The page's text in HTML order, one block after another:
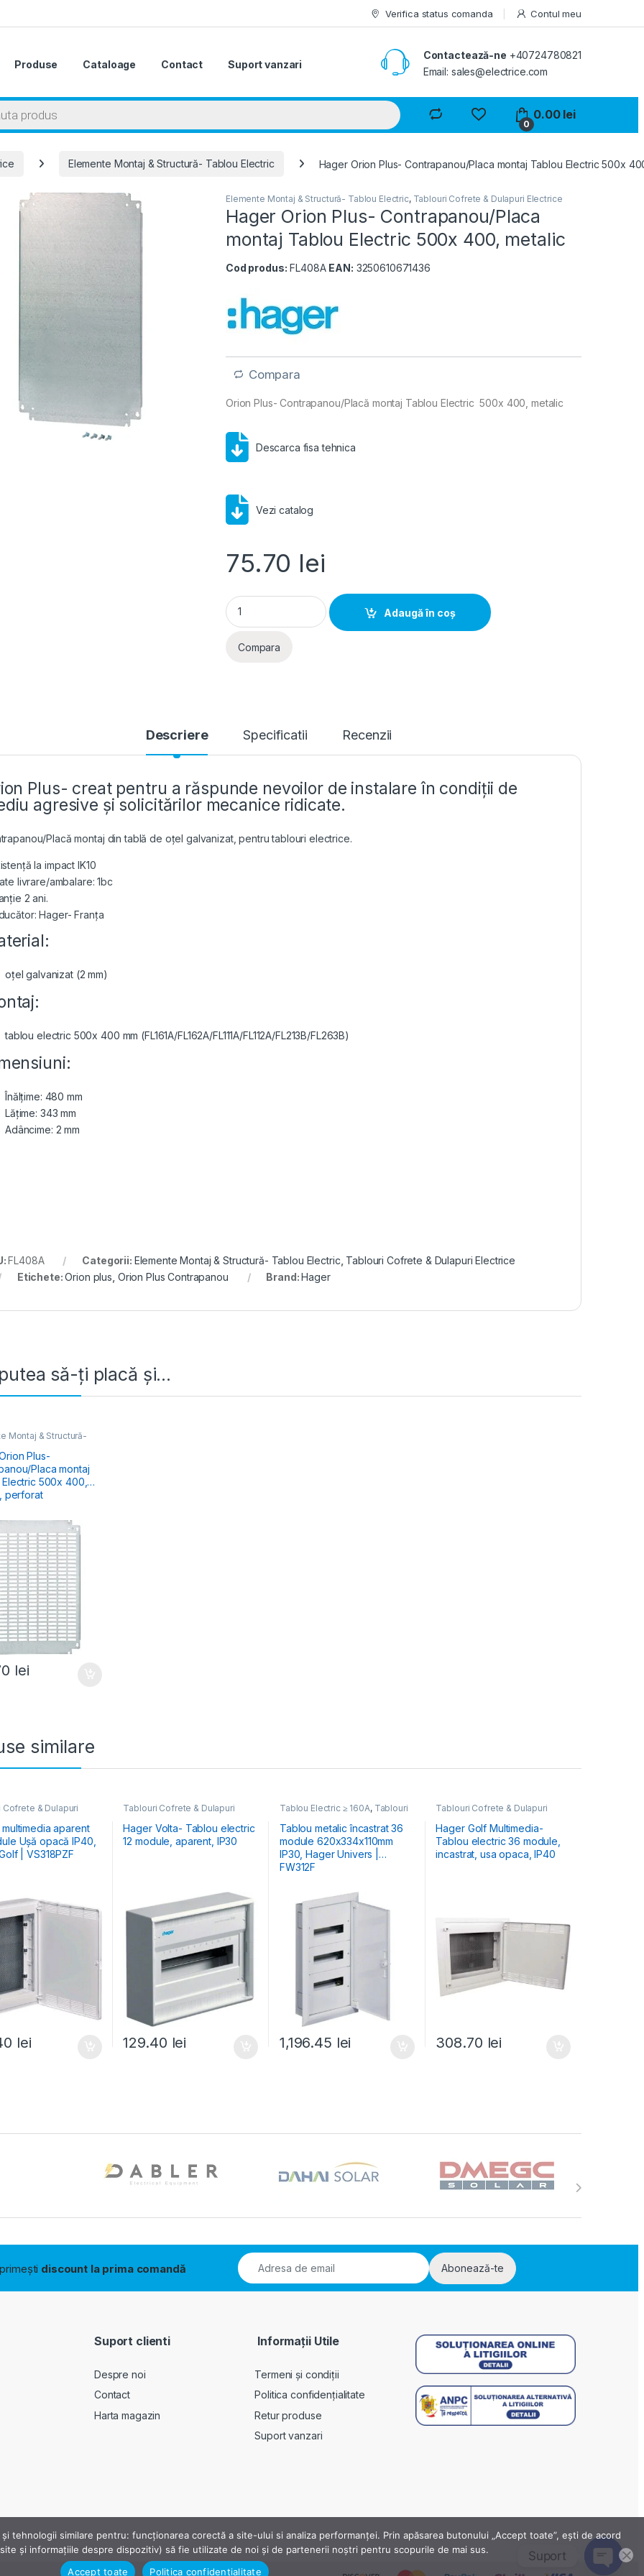
Verifica status comanda Contul meu
Produse Cataloage Contact Suport vanzari
Contactează-ne +40724780821
Email: sales@electrice.com
0
0.00 lei
Elemente Montaj & Structură- Tablou Electric Hager Orion Plus- Contrapanou/Placa montaj Tablou Electric 500x
Elemente Montaj & Structură- Tablou Electric, Tablouri Cofrete & Dulapuri Electrice
Hager Orion Plus- Contrapanou/Placa
montaj Tablou Electric 500x 400, metalic
Cod produs: FL408A EAN: 3250610671436
Compara
Orion Plus- Contrapanou/Placă montaj Tablou Electric 500x 400, metalic
Descarca fisa tehnica
Vezi catalog
75.70 lei
Hager Orion Plus- Contrapanou/Placa montaj Tablou Electric 500x 400, metalic
Adaugă în coș
Compara
Descriere Specificatii Recenzii
Plus- creat pentru a răspunde nevoilor de instalare în condiții de
agresive și solicitărilor mecanice ridicate.
Placă montaj din tablă de oțel galvanizat, pentru tablouri electrice.
la impact IK10
livrare/ambalare: 1bc
2 ani.
Hager- Franța
oțel galvanizat (2 mm)
tablou electric 500x 400 mm (FL161A/FL162A/FL111A/FL112A/FL213B/FL263B)
Înălțime: 480 mm
Lățime: 343 mm
Adâncime: 2 mm
FL408A Categorii: Elemente Montaj & Structură- Tablou Electric, Tablouri Cofrete & Dulapuri Electrice
Etichete:Orion plus, Orion Plus Contrapanou Brand:Hager
să-ți placă și…
Montaj & Structură-
Tablouri Cofrete
Electrice
Plus-
Placa montaj
500x 400,
perforat
lei
similare
Cofrete & Dulapuri
Tablouri Electrice
Multimedia
aparent
Ușă opacă IP40,
| VS318PZF
lei
Tablouri Cofrete & Dulapuri
Tablouri Electrice
Rezidențiale Aparente
Hager Volta- Tablou electric
12 module, aparent, IP30
129.40 lei
Tablou Electric ≥ 160A, Tablouri
Tablou metalic încastrat 36
module 620x334x110mm
IP30, Hager Univers |
FW312F
1,196.45 lei
Tablouri Cofrete & Dulapuri
Tablouri Electrice
Hibrid & Multimedia
Hager Golf Multimedia-
Tablou electric 36 module,
incastrat, usa opaca, IP40
308.70 lei
discount la prima comandă Abonează-te
Suport clienti
Despre noi
Contact
Harta magazin
Informații Utile
Termeni și condiții
Politica confidențialitate
Retur produse
Suport vanzari
tehnologii similare pentru: funcționarea corectă a site-ului si analiza performanței. Prin apăsarea butonului „Accept toate”, ești de acord
și informațiile despre dispozitiv) să fie utilizate de noi și de partenerii noștri pentru scopurile de mai sus.
Accept toate
Politica confidențialitate
Suport